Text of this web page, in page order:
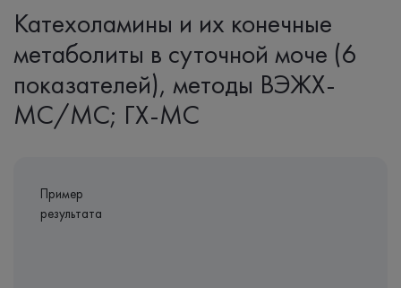
Катехоламины и их конечные
метаболиты в суточной моче (6
показателей), методы ВЭЖХ-
МС/МС; ГХ-МС
Пример
результата